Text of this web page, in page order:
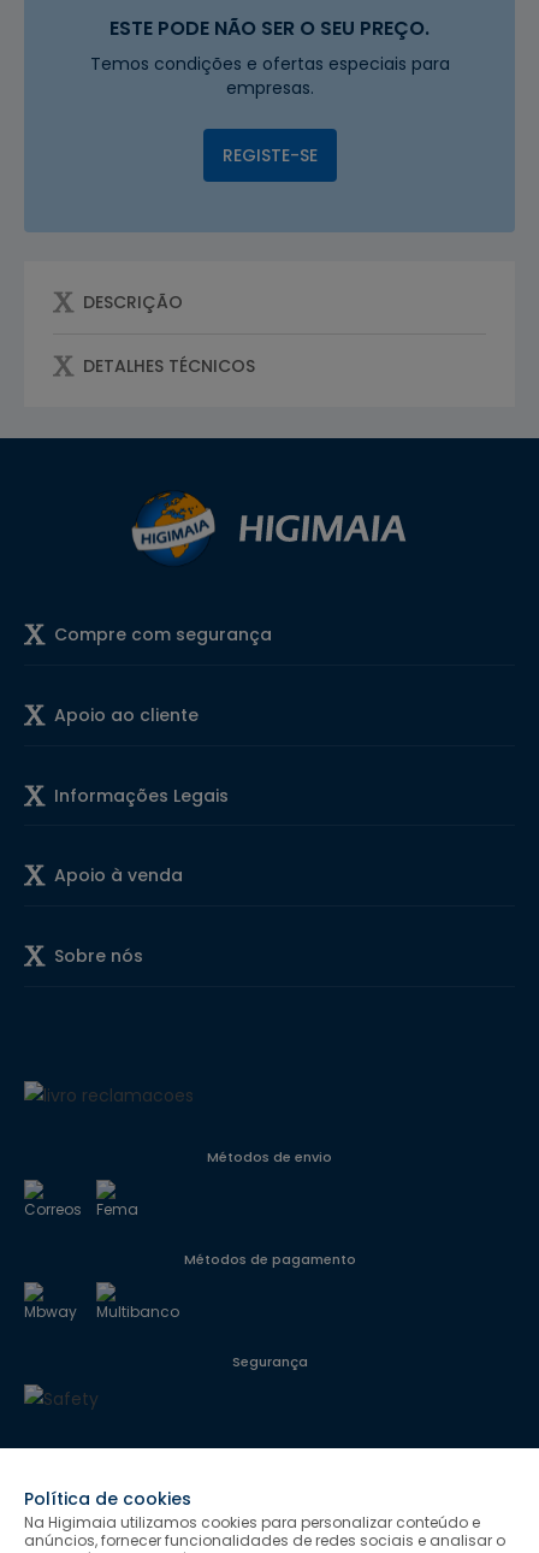
ESTE PODE NÃO SER O SEU PREÇO.
Temos condições e ofertas especiais para
empresas.
REGISTE-SE
DESCRIÇÃO
DETALHES TÉCNICOS
Compre com segurança
Apoio ao cliente
Informações Legais
Apoio à venda
Sobre nós
Métodos de envio
Métodos de pagamento
Segurança
Siga-nos
Política de cookies
Na Higimaia utilizamos cookies para personalizar conteúdo e
anúncios, fornecer funcionalidades de redes sociais e analisar o